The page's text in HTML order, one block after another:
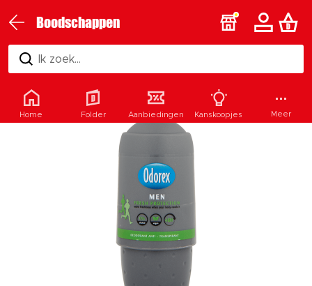
Boodschappen
Ik zoek...
Home Folder Aanbiedingen Kanskoopjes Meer